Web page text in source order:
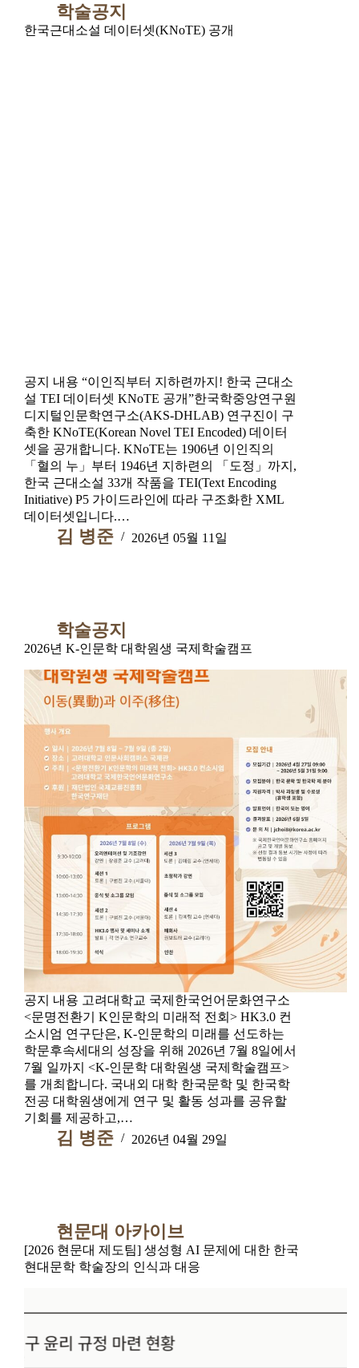
학술공지
한국근대소설 데이터셋(KNoTE) 공개
공지 내용 “이인직부터 지하련까지! 한국 근대소
설 TEI 데이터셋 KNoTE 공개”한국학중앙연구원
디지털인문학연구소(AKS-DHLAB) 연구진이 구
축한 KNoTE(Korean Novel TEI Encoded) 데이터
셋을 공개합니다. KNoTE는 1906년 이인직의
「혈의 누」부터 1946년 지하련의 「도정」까지,
한국 근대소설 33개 작품을 TEI(Text Encoding
Initiative) P5 가이드라인에 따라 구조화한 XML
데이터셋입니다.…
김 병준 2026년 05월 11일
학술공지
2026년 K-인문학 대학원생 국제학술캠프
공지 내용 고려대학교 국제한국언어문화연구소
<문명전환기 K인문학의 미래적 전회> HK3.0 컨
소시엄 연구단은, K-인문학의 미래를 선도하는
학문후속세대의 성장을 위해 2026년 7월 8일에서
7월 일까지 <K-인문학 대학원생 국제학술캠프>
를 개최합니다. 국내외 대학 한국문학 및 한국학
전공 대학원생에게 연구 및 활동 성과를 공유할
기회를 제공하고,…
김 병준 2026년 04월 29일
현문대 아카이브
[2026 현문대 제도팀] 생성형 AI 문제에 대한 한국
현대문학 학술장의 인식과 대응